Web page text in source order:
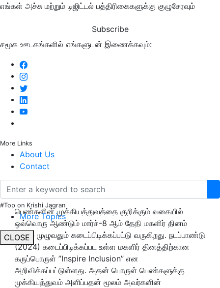
எங்கள் அச்சு மற்றும் டிஜிட்டல் பத்திரிகைகளுக்கு குழுசேரவும்
Subscribe
சமூக ஊடகங்களில் எங்களுடன் இணைக்கவும்:
More Links
About Us
Contact
#Top on Krishi Jagran
More Topics
CLOSE
பெண்களின் முக்கியத்துவத்தை குறிக்கும் வகையில்
ஒவ்வொரு ஆண்டும் மார்ச்-8 ஆம் தேதி மகளிர் தினம்
உலகம் முழுவதும் கடைப்பிடிக்கப்பட்டு வருகிறது. நடப்பாண்டு
(2024) கடைப்பிடிக்கப்பட உள்ள மகளிர் தினத்திற்கான
கருப்பொருள் ”Inspire Inclusion” என
அறிவிக்கப்பட்டுள்ளது. அதன் பொருள் பெண்களுக்கு
முக்கியத்துவம் அளிப்பதன் மூலம் அவர்களின்